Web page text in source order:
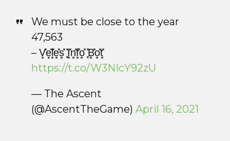
We must be close to the year
47,563
– V͓̽e͓̽l͓̽e͓̽s͓̽ ͓̽I͓̽n͓̽f͓̽o͓̽ ͓̽B͓̽o͓̽t͓̽
https://t.co/W3NIcY92zU
— The Ascent
(@AscentTheGame) April 16, 2021